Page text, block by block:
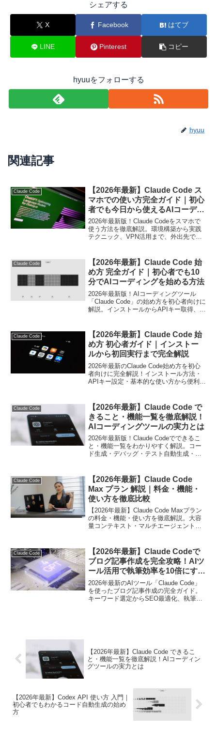
シェアする
X Facebook はてブ
LINE Pinterest コピー
hyuuをフォローする
hyuu
関連記事
Claude Code
【2026年最新】Claude Code ス
マホでの使い方完全ガイド｜初心
者でも今日から使えるAIコーディ
ング術
2026年最新版！Claude Codeをスマホで
使う方法を徹底解説。環境構築から実践
テクニック、VPN活用まで、外出先でも
Claude Code
【2026年最新】Claude Code 始
め方 完全ガイド｜初心者でも10
分でAIコーディングを始める方法
2026年最新版！AIコーディングツール
「Claude Code」の始め方を初心者向けに
解説。インストールからAPIキー取得、実
Claude Code
【2026年最新】Claude Code 始
め方 初心者ガイド｜インストー
ルから初回実行まで完全解説
2026年最新のClaude Code始め方を初心
者向けに完全解説！インストール方法・
APIキー設定・基本的な使い方から便利な
Claude Code
【2026年最新】Claude Code で
きること・機能一覧を徹底解説！
AIコーディングツールの実力とは
2026年最新版！Claude Codeでできるこ
と・機能一覧をわかりやすく解説。コー
ド生成・デバッグ・テスト自動生成・リ
す。
Claude Code
【2026年最新】Claude Code
Max プラン 解説｜料金・機能・
使い方を徹底比較
【2026年最新】Claude Code Maxプラン
の料金・機能・使い方を徹底解説。大容
量コンテキスト・マルチエージェント処
Claude Code
【2026年最新】Claude Codeで
ブログ記事作成を完全攻略！AIツ
ール活用で執筆効率を10倍にする
方法
2026年最新のAIツール「Claude Code」
を使ったブログ記事作成の完全ガイド。
キーワード選定からSEO最適化、執筆効
【2026年最新】Claude Code できるこ
と・機能一覧を徹底解説！AIコーディン
グツールの実力とは
【2026年最新】Codex API 使い方 入門｜
初心者でもわかるコード自動生成の始め
方